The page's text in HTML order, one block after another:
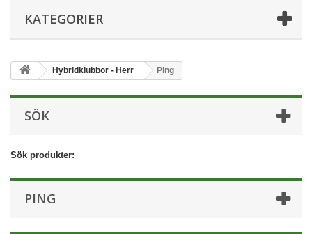
KATEGORIER
Hybridklubbor - Herr Ping
SÖK
Sök produkter:
PING